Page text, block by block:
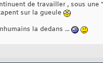
de travailler , sous
sur la gueule
la dedans ...